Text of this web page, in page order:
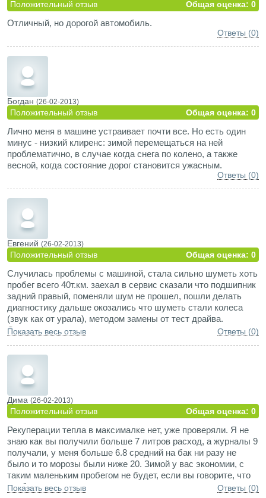
Положительный отзыв Общая оценка: 0
Отличный, но дорогой автомобиль.
Ответы (0)
Богдан (26-02-2013)
Положительный отзыв Общая оценка: 0
Лично меня в машине устраивает почти все. Но есть один
минус - низкий клиренс: зимой перемещаться на ней
проблематично, в случае когда снега по колено, а также
весной, когда состояние дорог становится ужасным.
Ответы (0)
Евгений (26-02-2013)
Положительный отзыв Общая оценка: 0
Случилась проблемы с машиной, стала сильно шуметь хоть
пробег всего 40т.км. заехал в сервис сказали что подшипник
задний правый, поменяли шум не прошел, пошли делать
диагностику дальше окозались что шуметь стали колеса
(звук как от урала), методом замены от тест драйва.
Сказали что гарантию на колеса дает производитель шин
претензию икохама ответила менять не будет типа хранили
не надлежащим образом. Купил шины мишлен примаси хп,
машина стала еще тише и управляемой, но стала жеской и
тряской, теперь думаю опять менять резину на мягкую.
Думал покупая новую машину не придется тратить деньги на
бракованные шины.
Показать весь отзыв Ответы (0)
Дима (26-02-2013)
Положительный отзыв Общая оценка: 0
Рекуперации тепла в максималке нет, уже проверяли. Я не
знаю как вы получили больше 7 литров расход, а журналы 9
получали, у меня больше 6.8 средний на бак ни разу не
было и то морозы были ниже 20. Зимой у вас экономии, с
таким маленьким пробегом не будет, если вы говорите, что
пробок нет, то мотор не успеет даже салон прогреть к тому
Показать весь отзыв Ответы (0)